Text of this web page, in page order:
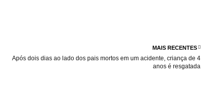
MAIS RECENTES
Após dois dias ao lado dos pais mortos em um acidente, criança de 4
anos é resgatada